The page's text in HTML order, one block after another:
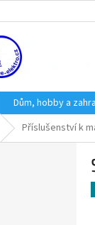
Dům, hobby a
Příslušenství k